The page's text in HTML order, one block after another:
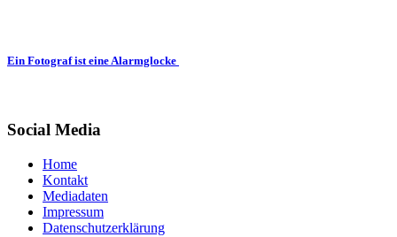
Ein Fotograf ist eine Alarmglocke
Social Media
Home
Kontakt
Mediadaten
Impressum
Datenschutzerklärung